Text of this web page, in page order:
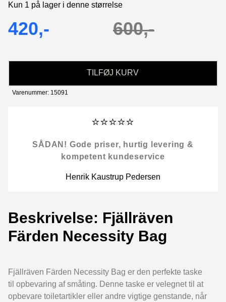
Kun 1 på lager i denne størrelse
420,- 600,-
TILFØJ KURV
Varenummer: 15091
⭐⭐⭐⭐⭐
SÅDAN! Gode priser, hurtig levering &
kompetent kundeservice
Henrik Kaustrup Pedersen
Beskrivelse: Fjällräven
Färden Necessity Bag
Fjällräven Färden Necessity Bag er den perfekte taske
til opbevaring af småting. Denne taske er velegnet til at
opbevare toiletartikler eller andre vigtige genstande, når